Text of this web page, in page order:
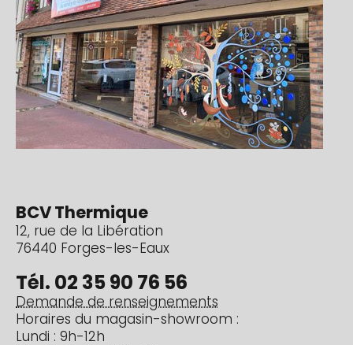
BCV Thermique
12, rue de la Libération
76440 Forges-les-Eaux
Tél. 02 35 90 76 56
Demande de renseignements
Horaires du magasin-showroom :
Lundi : 9h-12h